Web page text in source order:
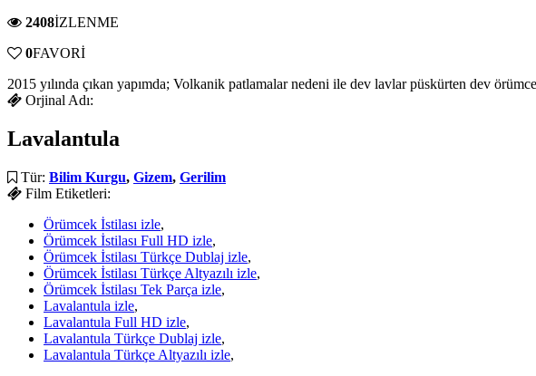
2408İZLENME
0FAVORİ
2015 yılında çıkan yapımda; Volkanik patlamalar nedeni ile dev lavlar püskürten dev
Orjinal Adı:
Lavalantula
Tür: Bilim Kurgu, Gizem, Gerilim
Film Etiketleri:
Örümcek İstilası izle,
Örümcek İstilası Full HD izle,
Örümcek İstilası Türkçe Dublaj izle,
Örümcek İstilası Türkçe Altyazılı izle,
Örümcek İstilası Tek Parça izle,
Lavalantula izle,
Lavalantula Full HD izle,
Lavalantula Türkçe Dublaj izle,
Lavalantula Türkçe Altyazılı izle,